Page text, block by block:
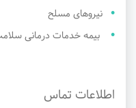
نیروهای مسلح
بیمه خدمات درمانی
اطلاعات تماس